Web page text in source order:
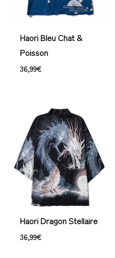
Haori Bleu Chat &
Poisson
36,99€
Haori Dragon Stellaire
36,99€